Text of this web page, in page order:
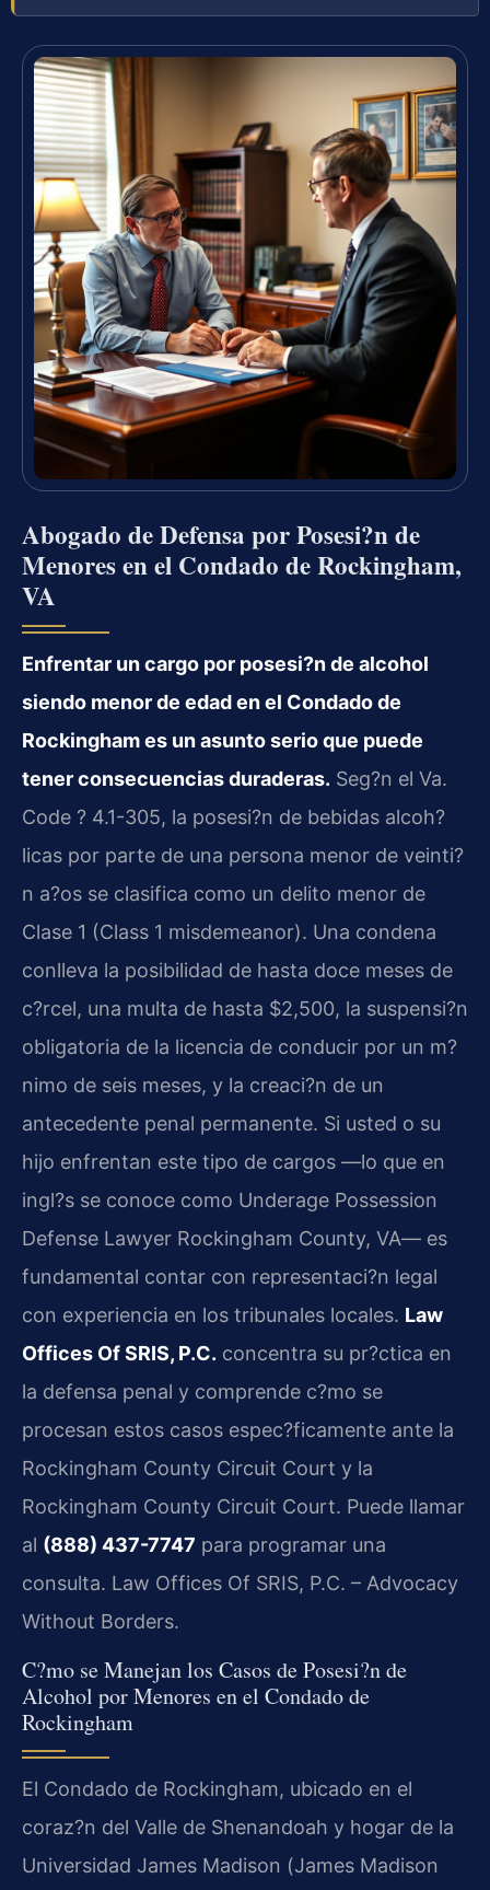
Abogado de Defensa por Posesi?n de
Menores en el Condado de Rockingham,
VA
Enfrentar un cargo por posesi?n de alcohol
siendo menor de edad en el Condado de
Rockingham es un asunto serio que puede
tener consecuencias duraderas. Seg?n el Va.
Code ? 4.1-305, la posesi?n de bebidas alcoh?
licas por parte de una persona menor de veinti?
n a?os se clasifica como un delito menor de
Clase 1 (Class 1 misdemeanor). Una condena
conlleva la posibilidad de hasta doce meses de
c?rcel, una multa de hasta $2,500, la suspensi?n
obligatoria de la licencia de conducir por un m?
nimo de seis meses, y la creaci?n de un
antecedente penal permanente. Si usted o su
hijo enfrentan este tipo de cargos —lo que en
ingl?s se conoce como Underage Possession
Defense Lawyer Rockingham County, VA— es
fundamental contar con representaci?n legal
con experiencia en los tribunales locales. Law
Offices Of SRIS, P.C. concentra su pr?ctica en
la defensa penal y comprende c?mo se
procesan estos casos espec?ficamente ante la
Rockingham County Circuit Court y la
Rockingham County Circuit Court. Puede llamar
al (888) 437-7747 para programar una
consulta. Law Offices Of SRIS, P.C. – Advocacy
Without Borders.
C?mo se Manejan los Casos de Posesi?n de
Alcohol por Menores en el Condado de
Rockingham
El Condado de Rockingham, ubicado en el
coraz?n del Valle de Shenandoah y hogar de la
Universidad James Madison (James Madison